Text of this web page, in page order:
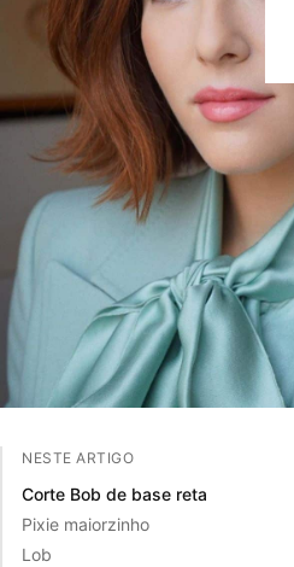
NESTE ARTIGO
Corte Bob de base reta
Pixie maiorzinho
Lob